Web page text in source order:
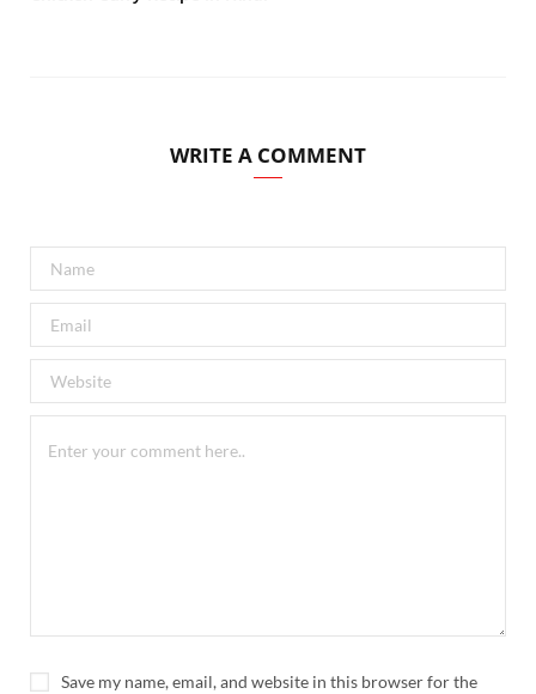
WRITE A COMMENT
Save my name, email, and website in this browser for the